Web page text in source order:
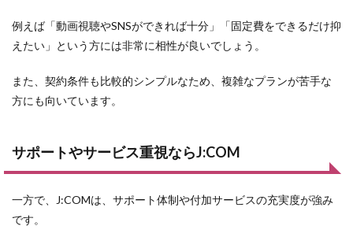
ート
とサ
ービ
違い
6
光はどっ
ちを選ぶ
べき？失
選び方
7
例えば「動画視聴やSNSができれば十分」「固定費をできるだけ抑
えたい」という方には非常に相性が良いでしょう。
また、契約条件も比較的シンプルなため、複雑なプランが苦手な
方にも向いています。
サポートやサービス重視ならJ:COM
一方で、J:COMは、サポート体制や付加サービスの充実度が強み
です。